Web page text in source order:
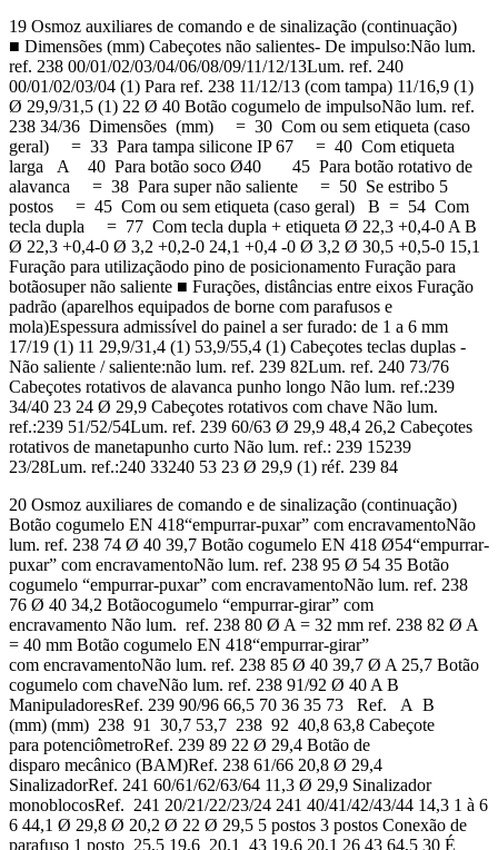
19 Osmoz auxiliares de comando e de sinalização (continuação)
■ Dimensões (mm) Cabeçotes não salientes- De impulso:Não lum.
ref. 238 00/01/02/03/04/06/08/09/11/12/13Lum. ref. 240
00/01/02/03/04 (1) Para ref. 238 11/12/13 (com tampa) 11/16,9 (1)
Ø 29,9/31,5 (1) 22 Ø 40 Botão cogumelo de impulsoNão lum. ref.
238 34/36 Dimensões (mm) = 30 Com ou sem etiqueta (caso
geral) = 33 Para tampa silicone IP 67 = 40 Com etiqueta
larga A 40 Para botão soco Ø40 45 Para botão rotativo de
alavanca = 38 Para super não saliente = 50 Se estribo 5
postos = 45 Com ou sem etiqueta (caso geral) B = 54 Com
tecla dupla = 77 Com tecla dupla + etiqueta Ø 22,3 +0,4-0 A B
Ø 22,3 +0,4-0 Ø 3,2 +0,2-0 24,1 +0,4 -0 Ø 3,2 Ø 30,5 +0,5-0 15,1
Furação para utilizaçãodo pino de posicionamento Furação para
botãosuper não saliente ■ Furações, distâncias entre eixos Furação
padrão (aparelhos equipados de borne com parafusos e
mola)Espessura admissível do painel a ser furado: de 1 a 6 mm
17/19 (1) 11 29,9/31,4 (1) 53,9/55,4 (1) Cabeçotes teclas duplas -
Não saliente / saliente:não lum. ref. 239 82Lum. ref. 240 73/76
Cabeçotes rotativos de alavanca punho longo Não lum. ref.:239
34/40 23 24 Ø 29,9 Cabeçotes rotativos com chave Não lum.
ref.:239 51/52/54Lum. ref. 239 60/63 Ø 29,9 48,4 26,2 Cabeçotes
rotativos de manetapunho curto Não lum. ref.: 239 15239
23/28Lum. ref.:240 33240 53 23 Ø 29,9 (1) réf. 239 84
20 Osmoz auxiliares de comando e de sinalização (continuação)
Botão cogumelo EN 418“empurrar-puxar” com encravamentoNão
lum. ref. 238 74 Ø 40 39,7 Botão cogumelo EN 418 Ø54“empurrar-
puxar” com encravamentoNão lum. ref. 238 95 Ø 54 35 Botão
cogumelo “empurrar-puxar” com encravamentoNão lum. ref. 238
76 Ø 40 34,2 Botãocogumelo “empurrar-girar” com
encravamento Não lum. ref. 238 80 Ø A = 32 mm ref. 238 82 Ø A
= 40 mm Botão cogumelo EN 418“empurrar-girar”
com encravamentoNão lum. ref. 238 85 Ø 40 39,7 Ø A 25,7 Botão
cogumelo com chaveNão lum. ref. 238 91/92 Ø 40 A B
ManipuladoresRef. 239 90/96 66,5 70 36 35 73 Ref. A B
(mm) (mm) 238 91 30,7 53,7 238 92 40,8 63,8 Cabeçote
para potenciômetroRef. 239 89 22 Ø 29,4 Botão de
disparo mecânico (BAM)Ref. 238 61/66 20,8 Ø 29,4
SinalizadorRef. 241 60/61/62/63/64 11,3 Ø 29,9 Sinalizador
monoblocosRef. 241 20/21/22/23/24 241 40/41/42/43/44 14,3 1 à 6
6 44,1 Ø 29,8 Ø 20,2 Ø 22 Ø 29,5 5 postos 3 postos Conexão de
parafuso 1 posto 25,5 19,6 20,1 43 19,6 20,1 26 43 64,5 30 É